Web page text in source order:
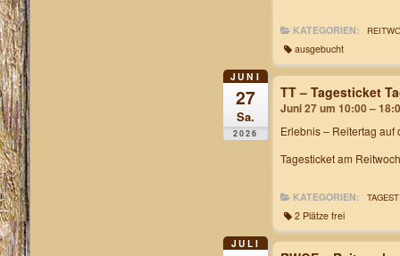
KATEGORIEN:
ausgebucht
JUNI
27
Sa.
2026
TT – Tagesticket
Juni 27 um 10:00 –
Erlebnis – Reitertag auf
Tagesticket am
KATEGORIEN:
2 Plätze frei
JULI